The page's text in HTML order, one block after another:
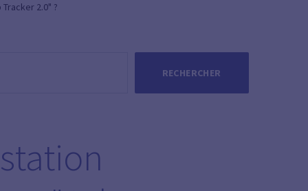
2.0" ?
RECHERCHER